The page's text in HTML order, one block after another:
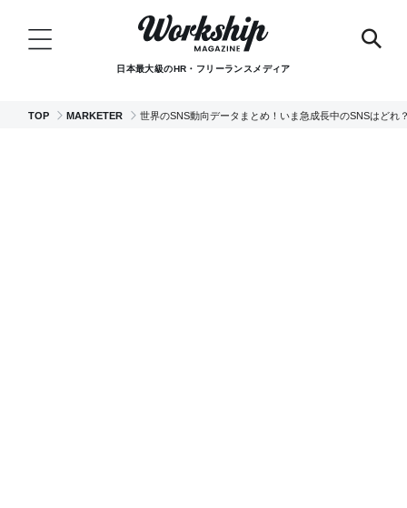
日本最大級のHR・フリーランスメディア
TOP MARKETER 世界のSNS動向データまとめ！いま急成長中のSNSはどれ